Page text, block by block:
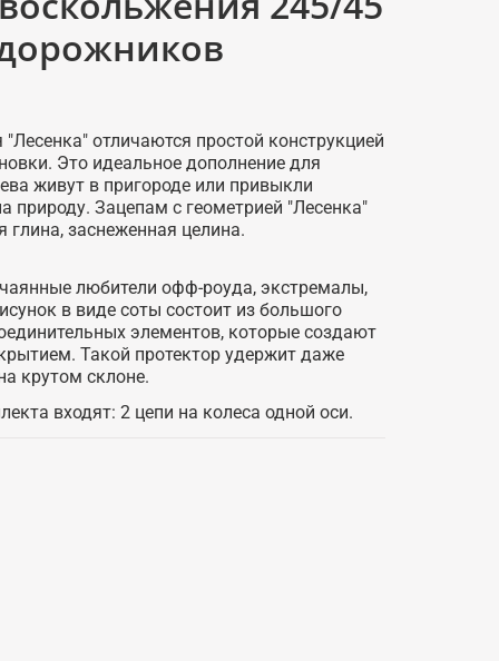
отличаются простой конструкцией
Это идеальное дополнение для
живут в пригороде или привыкли
Зацепам с геометрией "Лесенка"
заснеженная целина.
любители офф-роуда, экстремалы,
в виде соты состоит из большого
элементов, которые создают
Такой протектор удержит даже
крутом склоне.
входят: 2 цепи на колеса одной оси.